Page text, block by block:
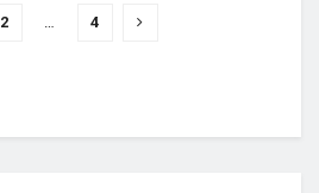
2 … 4